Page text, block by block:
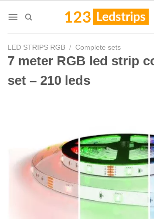
LED STRIPS RGB / Complete sets
7 meter RGB led strip
set – 210 leds